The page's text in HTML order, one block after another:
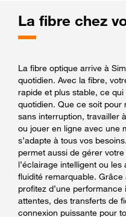
La fibre chez
La fibre optique arrive à
quotidien. Avec la fibre,
rapide et plus stable, ce
quotidien. Que ce soit pour
sans interruption, travailler
ou jouer en ligne avec une
s’adapte à tous vos
permet aussi de gérer
l’éclairage intelligent ou
fluidité remarquable.
profitez d’une
attentes, des transferts de
connexion puissante pour